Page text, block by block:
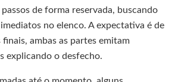
de forma reservada, buscando
no elenco. A expectativa é de
finais, ambas as partes emitam
explicando o desfecho.